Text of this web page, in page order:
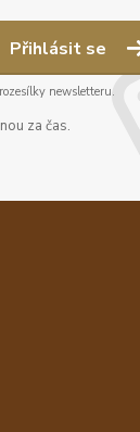
Přihlásit se
newsletteru.
za čas.